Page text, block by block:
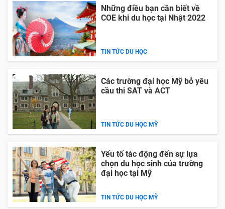
Những điều bạn cần biết về
COE khi du học tại Nhật 2022
TIN TỨC DU HỌC
Các trường đại học Mỹ bỏ yêu
cầu thi SAT và ACT
TIN TỨC DU HỌC MỸ
Yếu tố tác động đến sự lựa
chọn du học sinh của trường
đại học tại Mỹ
TIN TỨC DU HỌC MỸ